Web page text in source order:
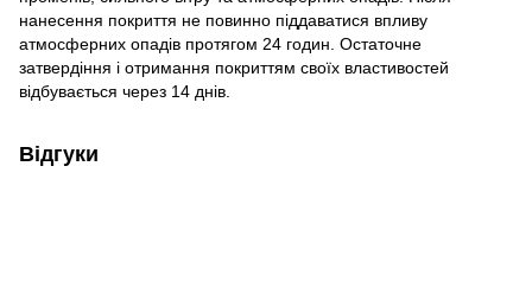
нанесення покриття не повинно піддаватися впливу
атмосферних опадів протягом 24 годин. Остаточне
затвердіння і отримання покриттям своїх властивостей
відбувається через 14 днів.
Відгуки